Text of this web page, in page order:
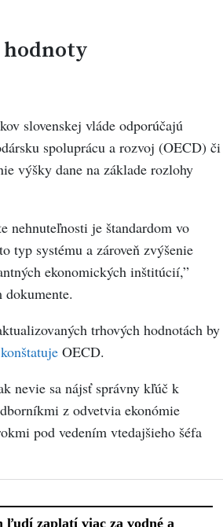
hodnoty
slovenskej vláde odporúčajú
spoluprácu a rozvoj (OECD) či
výšky dane na základe rozlohy
nehnuteľnosti je štandardom vo
typ systému a zároveň zvýšenie
ekonomických inštitúcií,”
trhových hodnotách by
konštatujeOECD.
nevie sa nájsť správny kľúč k
z odvetvia ekonómie
pod vedením vtedajšieho šéfa